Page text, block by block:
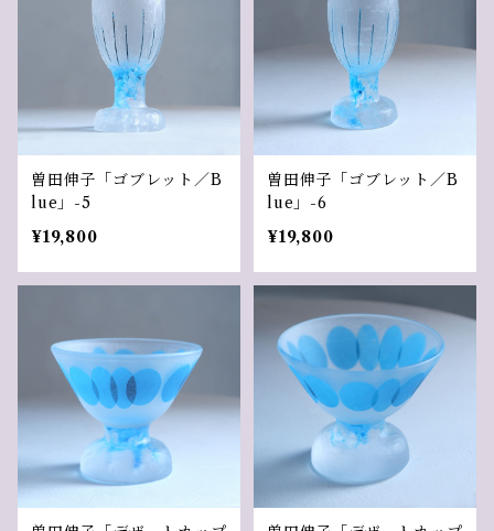
曽田伸子「ゴブレット／B
lue」-5
¥19,800
曽田伸子「ゴブレット／B
lue」-6
¥19,800